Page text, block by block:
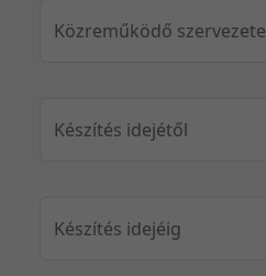
Közreműködő szervezete
Készítés idejétől
Készítés idejéig